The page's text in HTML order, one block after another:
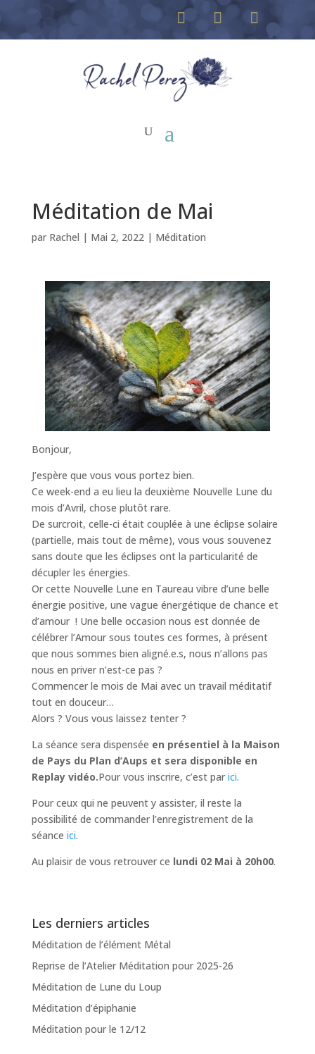
Méditation de Mai
par Rachel | Mai 2, 2022| Méditation
Bonjour,
J’espère que vous vous portez bien.
Ce week-end a eu lieu la deuxième Nouvelle Lune du
mois d’Avril, chose plutôt rare.
De surcroit, celle-ci était couplée à une éclipse solaire
(partielle, mais tout de même), vous vous souvenez
sans doute que les éclipses ont la particularité de
décupler les énergies.
Or cette Nouvelle Lune en Taureau vibre d’une belle
énergie positive, une vague énergétique de chance et
d’amour ! Une belle occasion nous est donnée de
célébrer l’Amour sous toutes ces formes, à présent
que nous sommes bien aligné.e.s, nous n’allons pas
nous en priver n’est-ce pas ?
Commencer le mois de Mai avec un travail méditatif
tout en douceur…
Alors ? Vous vous laissez tenter ?
La séance sera dispensée en présentiel à la Maison
de Pays du Plan d’Aups et sera disponible en
Replay vidéo.Pour vous inscrire, c’est par ici.
Pour ceux qui ne peuvent y assister, il reste la
possibilité de commander l’enregistrement de la
séance ici.
Au plaisir de vous retrouver ce lundi 02 Mai à 20h00.
Les derniers articles
Méditation de l’élément Métal
Reprise de l’Atelier Méditation pour 2025-26
Méditation de Lune du Loup
Méditation d’épiphanie
Méditation pour le 12/12